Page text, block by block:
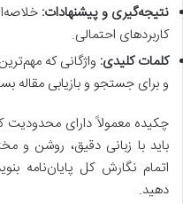
نتیجه‌گیری و پیشنهادات:
کاربردهای احتمالی.
کلمات کلیدی: واژگانی که
و برای جستجو و بازیابی مقاله
باید با زبانی دقیق، روشن
اتمام نگارش کل پایان‌نامه
دهید.